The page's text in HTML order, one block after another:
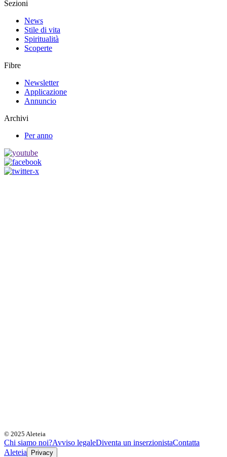
Sezioni
News
Stile di vita
Spiritualità
Scoperte
Fibre
Newsletter
Applicazione
Annuncio
Archivi
Per anno
© 2025 Aleteia
Chi siamo noi?Avviso legaleDiventa un inserzionistaContatta
Aleteia
Privacy